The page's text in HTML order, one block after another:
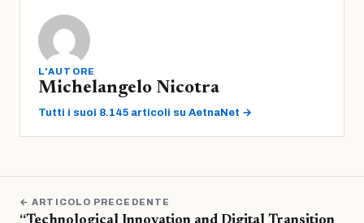
L'AUTORE
Michelangelo Nicotra
Tutti i suoi 8.145 articoli su AetnaNet →
← ARTICOLO PRECEDENTE